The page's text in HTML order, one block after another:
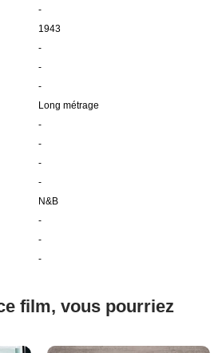
-
1943
-
-
-
Long métrage
-
-
-
-
N&B
-
-
-
film, vous pourriez